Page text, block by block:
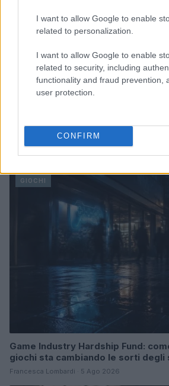
I want to allow Google to enable
related to personalization.
I want to allow Google to enable
related to security, including
functionality and fraud prevention,
user protection.
CONFIRM
EUG 2026: Salerno capitale dello
Francesca Lombardi · 6 Ago 2026
GIOCHI
Game Industry Hardship Fund:
giochi sta cambiando le sorti degli
Francesca Lombardi · 5 Ago 2026